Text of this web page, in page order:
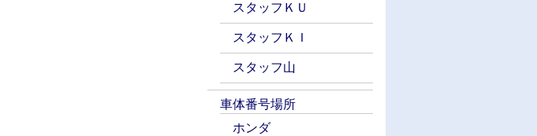
スタッフＫＵ
スタッフＫＩ
スタッフ山
車体番号場所
ホンダ